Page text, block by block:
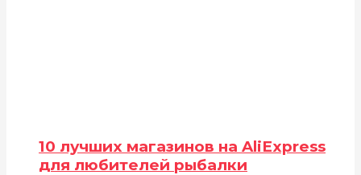
10 лучших магазинов на AliExpress
для любителей рыбалки